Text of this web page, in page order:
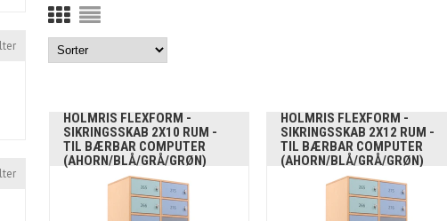
HOLMRIS FLEXFORM -
SIKRINGSSKAB 2X10 RUM -
TIL BÆRBAR COMPUTER
(AHORN/BLÅ/GRÅ/GRØN)
HOLMRIS FLEXFORM -
SIKRINGSSKAB 2X12 RUM -
TIL BÆRBAR COMPUTER
(AHORN/BLÅ/GRÅ/GRØN)